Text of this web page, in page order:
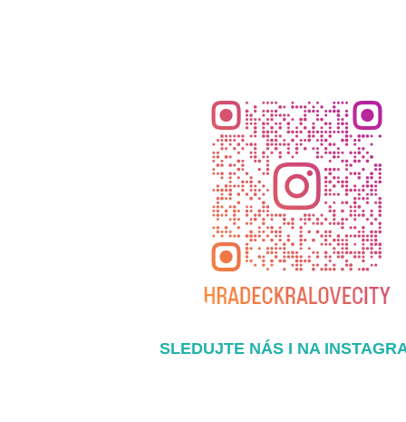
SLEDUJTE NÁS I NA